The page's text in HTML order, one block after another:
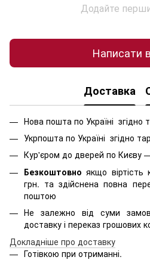
Додайте
Написати
Доставка
Нова пошта по Україні згідно
Укрпошта по Україні згідно
Кур'єром до дверей по Києву
Безкоштовно якщо віртість
грн. та здійснена повна
поштою
Не залежно від суми
доставку і переказ грошових
Докладніше про доставку
Готівкою при отриманні.